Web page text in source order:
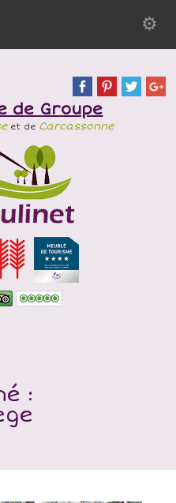
de Groupe
et de Carcassonne
: